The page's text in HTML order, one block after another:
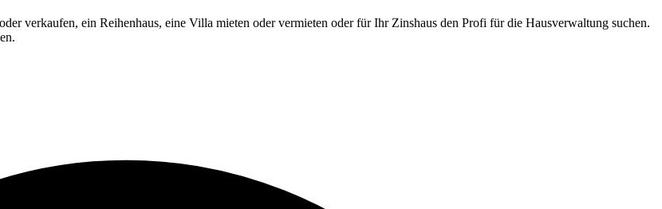
verkaufen, ein Reihenhaus, eine Villa mieten oder vermieten oder für Ihr Zinshaus den Profi für die Hausverwaltung suchen.